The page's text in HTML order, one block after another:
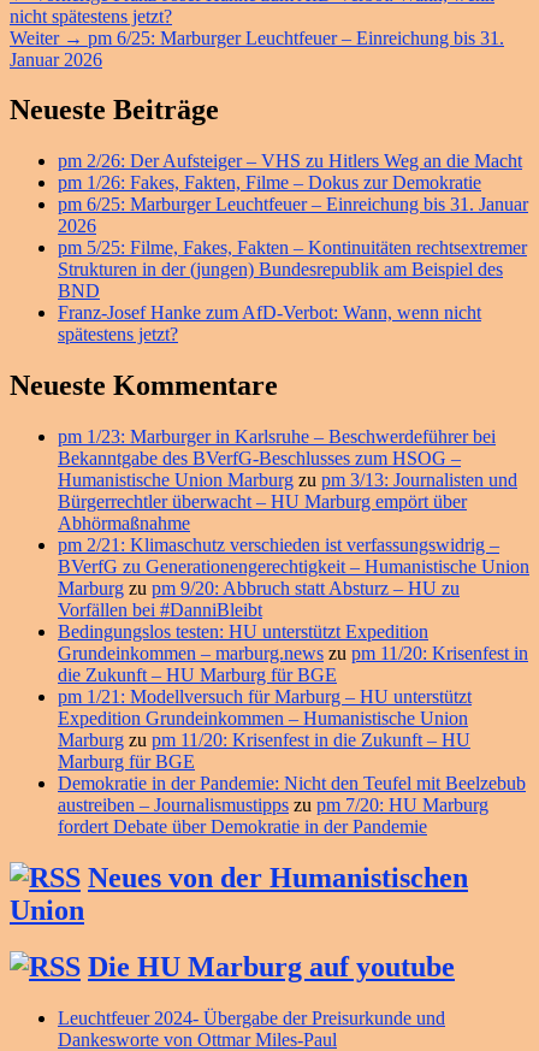
Beitrag:
nicht spätestens jetzt?
Weiter → Nächster
Beitrag:
pm 6/25: Marburger Leuchtfeuer – Einreichung bis 31.
Januar 2026
Primärer
Widget-
Bereich
Neueste Beiträge
pm 2/26: Der Aufsteiger – VHS zu Hitlers Weg an die Macht
pm 1/26: Fakes, Fakten, Filme – Dokus zur Demokratie
pm 6/25: Marburger Leuchtfeuer – Einreichung bis 31. Januar
2026
pm 5/25: Filme, Fakes, Fakten – Kontinuitäten rechtsextremer
Strukturen in der (jungen) Bundesrepublik am Beispiel des
BND
Franz-Josef Hanke zum AfD-Verbot: Wann, wenn nicht
spätestens jetzt?
Neueste Kommentare
pm 1/23: Marburger in Karlsruhe – Beschwerdeführer bei
Bekanntgabe des BVerfG-Beschlusses zum HSOG –
Humanistische Union Marburg zu pm 3/13: Journalisten und
Bürgerrechtler überwacht – HU Marburg empört über
Abhörmaßnahme
pm 2/21: Klimaschutz verschieden ist verfassungswidrig –
BVerfG zu Generationengerechtigkeit – Humanistische Union
Marburg zu pm 9/20: Abbruch statt Absturz – HU zu
Vorfällen bei #DanniBleibt
Bedingungslos testen: HU unterstützt Expedition
Grundeinkommen – marburg.news zu pm 11/20: Krisenfest in
die Zukunft – HU Marburg für BGE
pm 1/21: Modellversuch für Marburg – HU unterstützt
Expedition Grundeinkommen – Humanistische Union
Marburg zu pm 11/20: Krisenfest in die Zukunft – HU
Marburg für BGE
Demokratie in der Pandemie: Nicht den Teufel mit Beelzebub
austreiben – Journalismustipps zu pm 7/20: HU Marburg
fordert Debate über Demokratie in der Pandemie
Neues von der Humanistischen
Union
Die HU Marburg auf youtube
Leuchtfeuer 2024- Übergabe der Preisurkunde und
Dankesworte von Ottmar Miles-Paul